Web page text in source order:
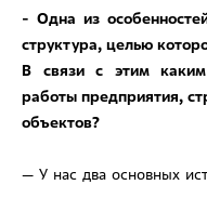
- Одна из
структура, целью
В связи с этим
работы предприятия,
объектов?
— У нас два основных